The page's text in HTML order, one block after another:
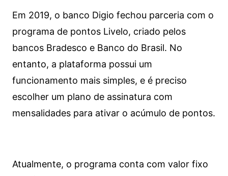
Em 2019, o banco Digio fechou parceria com o
programa de pontos Livelo, criado pelos
bancos Bradesco e Banco do Brasil. No
entanto, a plataforma possui um
funcionamento mais simples, e é preciso
escolher um plano de assinatura com
mensalidades para ativar o acúmulo de pontos.
Atualmente, o programa conta com valor fixo